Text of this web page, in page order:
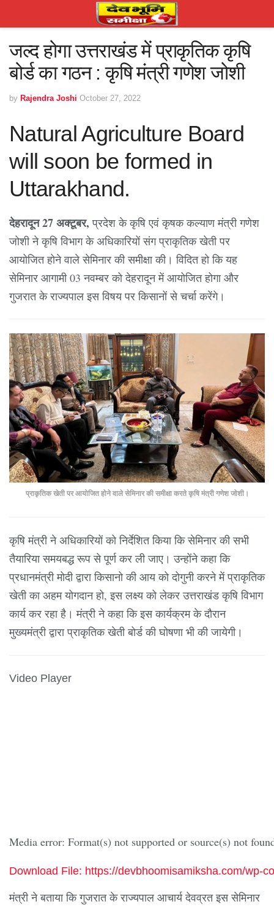
जल्द होगा उत्तराखंड में प्राकृतिक कृषि
बोर्ड का गठन : कृषि मंत्री गणेश जोशी
by Rajendra Joshi October 27, 2022
Natural Agriculture Board
will soon be formed in
Uttarakhand.
देहरादून 27 अक्टूबर, प्रदेश के कृषि एवं कृषक कल्याण मंत्री गणेश
जोशी ने कृषि विभाग के अधिकारियों संग प्राकृतिक खेती पर
आयोजित होने वाले सेमिनार की समीक्षा की। विदित हो कि यह
सेमिनार आगामी 03 नवम्बर को देहरादून में आयोजित होगा और
गुजरात के राज्यपाल इस विषय पर किसानों से चर्चा करेंगे।
प्राकृतिक खेती पर आयोजित होने वाले सेमिनार की समीक्षा करते कृषि मंत्री गणेश जोशी।
कृषि मंत्री ने अधिकारियों को निर्देशित किया कि सेमिनार की सभी
तैयारिया समयबद्ध रूप से पूर्ण कर ली जाए। उन्होंने कहा कि
प्रधानमंत्री मोदी द्वारा किसानो की आय को दोगुनी करने में प्राकृतिक
खेती का अहम योगदान हो, इस लक्ष्य को लेकर उत्तराखंड कृषि विभाग
कार्य कर रहा है। मंत्री ने कहा कि इस कार्यक्रम के दौरान
मुख्यमंत्री द्वारा प्राकृतिक खेती बोर्ड की घोषणा भी की जायेगी।
Video Player
Media error: Format(s) not supported or source(s) not
Download File: https://devbhoomisamiksha.com/wp-
मंत्री ने बताया कि गुजरात के राज्यपाल आचार्य देवव्रत इस सेमिनार